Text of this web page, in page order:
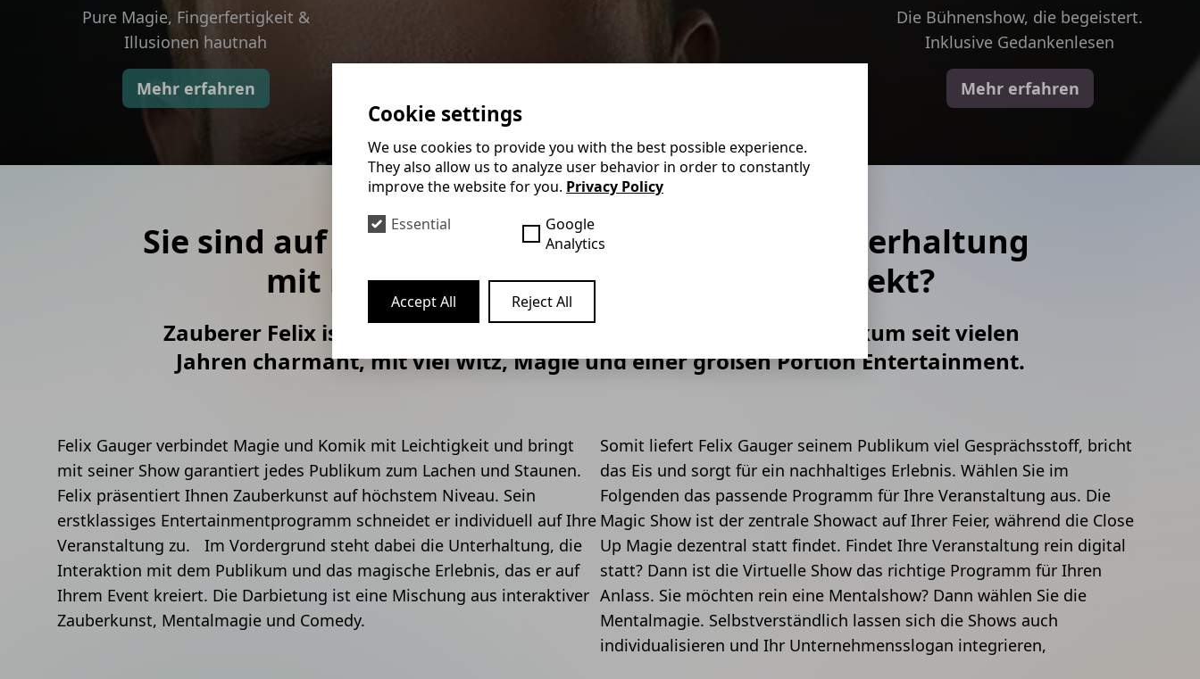
Pure Magie, Fingerfertigkeit &
Illusionen hautnah
Mehr erfahren
Die Bühnenshow, die begeistert.
Inklusive Gedankenlesen
Mehr erfahren
Sie sind auf der Suche nach zauberhafter Unterhaltung
mit langanhaltendem Erinnerungseffekt?
Zauberer Felix ist Profi durch und durch und begeistert sein Publikum seit vielen
Jahren charmant, mit viel Witz, Magie und einer großen Portion Entertainment.
Felix Gauger verbindet Magie und Komik mit Leichtigkeit und bringt
mit seiner Show garantiert jedes Publikum zum Lachen und Staunen.
Felix präsentiert Ihnen Zauberkunst auf höchstem Niveau. Sein
erstklassiges Entertainmentprogramm schneidet er individuell auf Ihre
Veranstaltung zu. Im Vordergrund steht dabei die Unterhaltung, die
Interaktion mit dem Publikum und das magische Erlebnis, das er auf
Ihrem Event kreiert. Die Darbietung ist eine Mischung aus interaktiver
Zauberkunst, Mentalmagie und Comedy.
Somit liefert Felix Gauger seinem Publikum viel Gesprächsstoff, bricht
das Eis und sorgt für ein nachhaltiges Erlebnis. Wählen Sie im
Folgenden das passende Programm für Ihre Veranstaltung aus. Die
Magic Show ist der zentrale Showact auf Ihrer Feier, während die Close
Up Magie dezentral statt findet. Findet Ihre Veranstaltung rein digital
statt? Dann ist die Virtuelle Show das richtige Programm für Ihren
Anlass. Sie möchten rein eine Mentalshow? Dann wählen Sie die
Mentalmagie. Selbstverständlich lassen sich die Shows auch
individualisieren und Ihr Unternehmensslogan integrieren,
Cookie settings
We use cookies to provide you with the best possible experience.
They also allow us to analyze user behavior in order to constantly
improve the website for you. Privacy Policy
Essential
Google
Analytics
Accept All Reject All